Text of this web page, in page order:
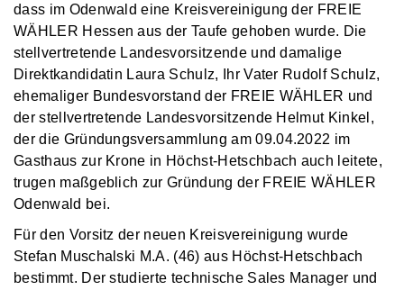
dass im Odenwald eine Kreisvereinigung der FREIE
WÄHLER Hessen aus der Taufe gehoben wurde. Die
stellvertretende Landesvorsitzende und damalige
Direktkandidatin Laura Schulz, Ihr Vater Rudolf Schulz,
ehemaliger Bundesvorstand der FREIE WÄHLER und
der stellvertretende Landesvorsitzende Helmut Kinkel,
der die Gründungsversammlung am 09.04.2022 im
Gasthaus zur Krone in Höchst-Hetschbach auch leitete,
trugen maßgeblich zur Gründung der FREIE WÄHLER
Odenwald bei.
Für den Vorsitz der neuen Kreisvereinigung wurde
Stefan Muschalski M.A. (46) aus Höchst-Hetschbach
bestimmt. Der studierte technische Sales Manager und